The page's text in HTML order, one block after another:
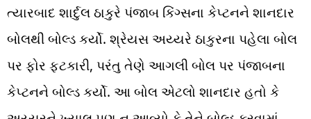
ત્યારબાદ શાર્દુલ ઠાકુરે પંજાબ કિંગ્સના કેપ્ટનને શાનદાર
બોલથી બોલ્ડ કર્યો. શ્રેયસ અય્યરે ઠાકુરના પહેલા બોલ
પર ફોર ફટકારી, પરંતુ તેણે આગલી બોલ પર પંજાબના
કેપ્ટનને બોલ્ડ કર્યો. આ બોલ એટલો શાનદાર હતો કે